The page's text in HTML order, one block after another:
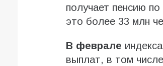
получает пенсию
это более 33 млн
В феврале
выплат, в том